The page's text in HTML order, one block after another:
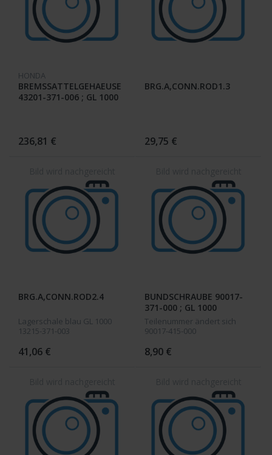
HONDA
BREMSSATTELGEHAEUSE
43201-371-006 ; GL 1000
236,81 €
BRG.A,CONN.ROD1.3
29,75 €
BRG.A,CONN.ROD2.4
Lagerschale blau GL 1000
13215-371-003
41,06 €
BUNDSCHRAUBE 90017-
371-000 ; GL 1000
Teilenummer ändert sich
90017-415-000
8,90 €